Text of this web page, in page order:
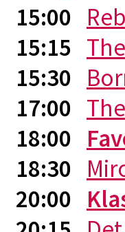
15:00
15:15
15:30
17:00
18:00
18:30
20:00